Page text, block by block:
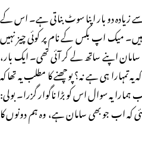
زیادہ دو بار اپنا سوٹ بناتی ہے۔ اس کے
میک اپ بکس کے نام پر کوئی چیز نہیں
اپنے ساتھ لے کر آئی تھی۔ ایک بار،
تمہارا ہی ہے نہ؟ پوچھنے کا مطلب یہ تھا کہ
یہ سوال اس کو بڑا ناگوار گزرا۔ بولی:
کہ اب جو بھی سامان ہے، وہ ہم دونوں کا